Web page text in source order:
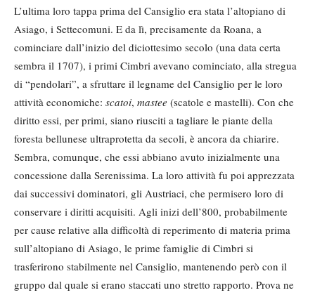
L’ultima loro tappa prima del Cansiglio era stata l’altopiano di
Asiago, i Settecomuni. E da lì, precisamente da Roana, a
cominciare dall’inizio del diciottesimo secolo (una data certa
sembra il 1707), i primi Cimbri avevano cominciato, alla stregua
di “pendolari”, a sfruttare il legname del Cansiglio per le loro
attività economiche: scatoi, mastee (scatole e mastelli). Con che
diritto essi, per primi, siano riusciti a tagliare le piante della
foresta bellunese ultraprotetta da secoli, è ancora da chiarire.
Sembra, comunque, che essi abbiano avuto inizialmente una
concessione dalla Serenissima. La loro attività fu poi apprezzata
dai successivi dominatori, gli Austriaci, che permisero loro di
conservare i diritti acquisiti. Agli inizi dell’800, probabilmente
per cause relative alla difficoltà di reperimento di materia prima
sull’altopiano di Asiago, le prime famiglie di Cimbri si
trasferirono stabilmente nel Cansiglio, mantenendo però con il
gruppo dal quale si erano staccati uno stretto rapporto. Prova ne